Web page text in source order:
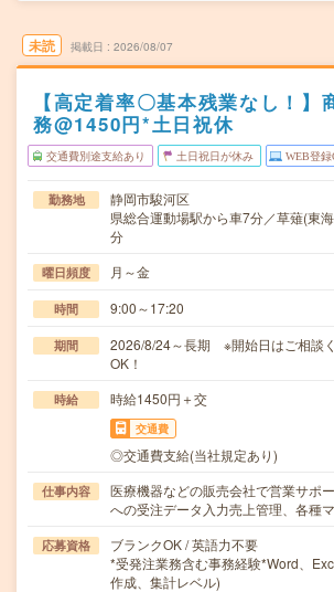
未読 掲載日 2026/08/07
【高定着率〇基本残業なし！】
務@1450円*土日祝休
交通費別途支給あり 土日祝日が休み WEB登録
勤務地
静岡市駿河区
県総合運動場駅から車7分／草薙(東
分
曜日頻度 月～金
時間 9:00～17:20
期間
2026/8/24～長期 ※開始日はご相談
OK！
時給 時給1450円＋交
交通費
◎交通費支給(当社規定あり)
仕事内容
医療機器などの販売会社で営業サポ
への受注データ入力売上管理、各種
応募資格
ブランクOK / 英語力不要
*受発注業務含む事務経験*Word、
作成、集計レベル)